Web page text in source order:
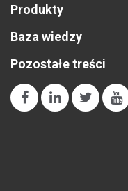
Produkty
Baza wiedzy
Pozostałe treści